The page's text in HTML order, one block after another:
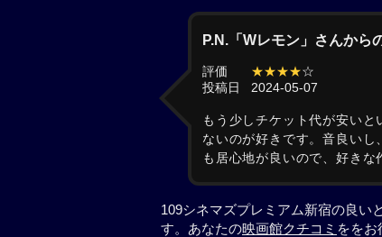
P.N.「Wレモン」さんから
評価 ★★★★☆
投稿日
2024-05-07
もう少しチケット代が安い
ないのが好きです。音良い
も居心地が良いので、好きな
109シネマズプレミアム新宿の良い
す。あなたの映画館クチコミ ををお